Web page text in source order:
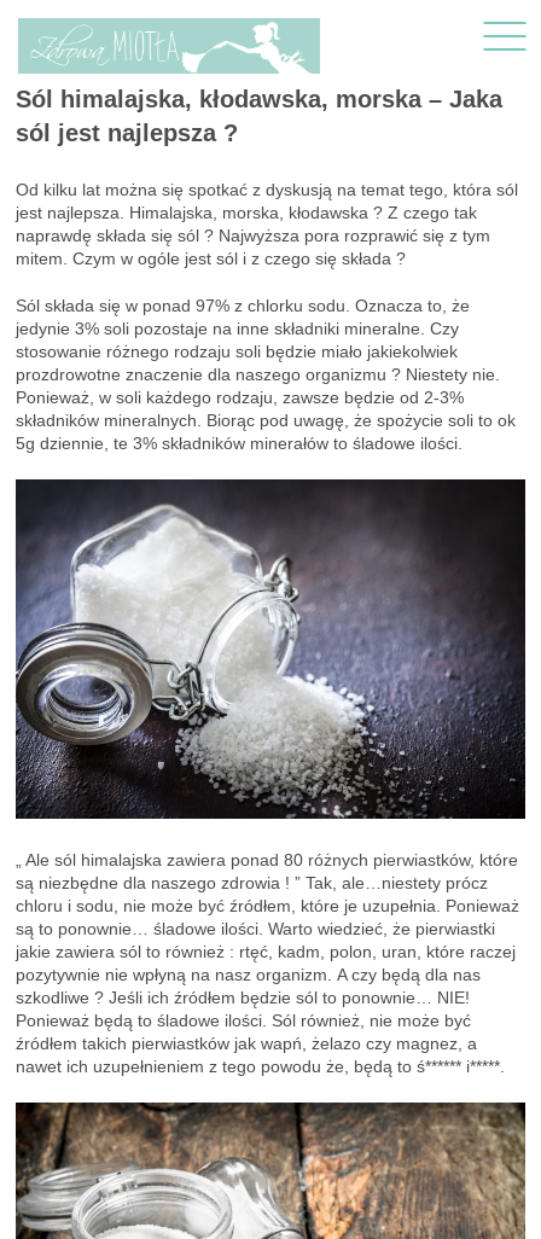
Sól himalajska, kłodawska, morska – Jaka
sól jest najlepsza ?
Od kilku lat można się spotkać z dyskusją na temat tego, która sól
jest najlepsza. Himalajska, morska, kłodawska ? Z czego tak
naprawdę składa się sól ? Najwyższa pora rozprawić się z tym
mitem. Czym w ogóle jest sól i z czego się składa ?
Sól składa się w ponad 97% z chlorku sodu. Oznacza to, że
jedynie 3% soli pozostaje na inne składniki mineralne. Czy
stosowanie różnego rodzaju soli będzie miało jakiekolwiek
prozdrowotne znaczenie dla naszego organizmu ? Niestety nie.
Ponieważ, w soli każdego rodzaju, zawsze będzie od 2-3%
składników mineralnych. Biorąc pod uwagę, że spożycie soli to ok
5g dziennie, te 3% składników minerałów to śladowe ilości.
„ Ale sól himalajska zawiera ponad 80 różnych pierwiastków, które
są niezbędne dla naszego zdrowia ! ” Tak, ale…niestety prócz
chloru i sodu, nie może być źródłem, które je uzupełnia. Ponieważ
są to ponownie… śladowe ilości. Warto wiedzieć, że pierwiastki
jakie zawiera sól to również : rtęć, kadm, polon, uran, które raczej
pozytywnie nie wpłyną na nasz organizm. A czy będą dla nas
szkodliwe ? Jeśli ich źródłem będzie sól to ponownie… NIE!
Ponieważ będą to śladowe ilości. Sól również, nie może być
źródłem takich pierwiastków jak wapń, żelazo czy magnez, a
nawet ich uzupełnieniem z tego powodu że, będą to ś****** i*****.